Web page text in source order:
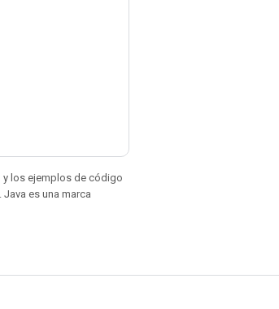
, y los ejemplos de código
. Java es una marca